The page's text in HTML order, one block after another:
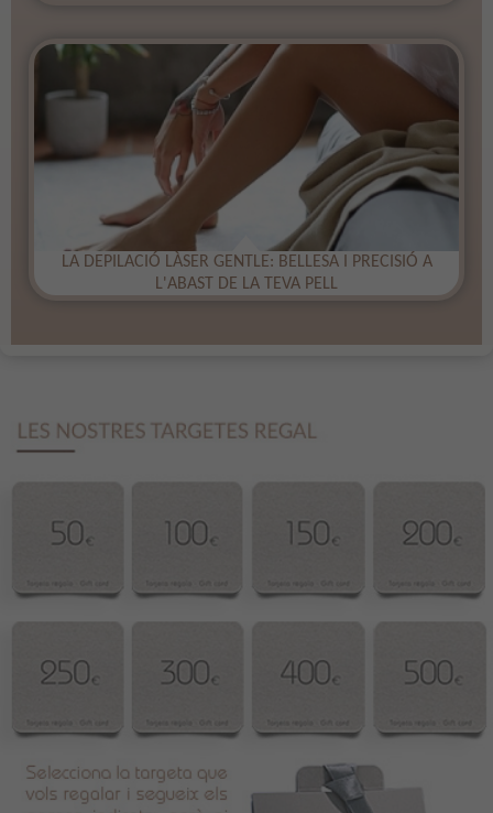
​LA DEPILACIÓ LÀSER GENTLE: BELLESA I PRECISIÓ A
L'ABAST DE LA TEVA PELL